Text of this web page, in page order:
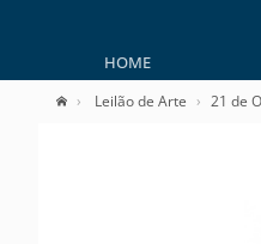
HOME
Leilão de Arte 21 de